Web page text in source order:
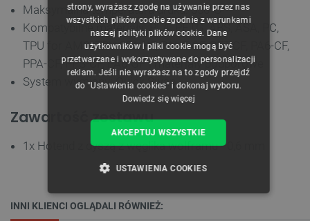
Maksymalna temperatura druku: 350°C
Kompatybilne materiały: PLA, PETG, ABS, ASA, PC,
TPU for AMS, TPU 95A HF, PAHT-CF, PET-CF, PA6-CF,
PPA-CF, PPS-CF, PA6-GF i materiały podporowe
System wymiany: Quick Swap
Zawartość zestawu
1x Hotend z dyszą z węglika wolframu - 0,6 mm
INNI KLIENCI OGLĄDALI RÓWNIEŻ:
ENGLISH
GERMAN
strony, wyrażasz zgodę na używanie przez nas
wszystkich plików cookie zgodnie z warunkami
naszej polityki plików cookie. Dane
użytkowników i pliki cookie mogą być
przetwarzane i wykorzystywane do personalizacji
reklam. Jeśli nie wyrażasz na to zgody przejdź
do "Ustawienia cookies" i dokonaj wyboru.
Dowiedz się więcej
AKCEPTUJ WSZYSTKIE
USTAWIENIA COOKIES
NIEZBĘDNE